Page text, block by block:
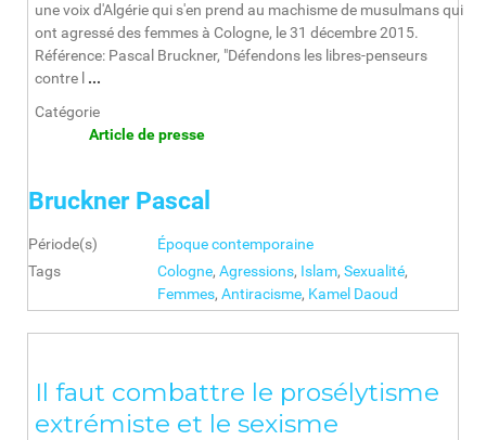
une voix d'Algérie qui s'en prend au machisme de musulmans qui
ont agressé des femmes à Cologne, le 31 décembre 2015.
Référence: Pascal Bruckner, "Défendons les libres-penseurs
contre l ...
Catégorie
Article de presse
Bruckner Pascal
Période(s)
Époque contemporaine
Tags
Cologne, Agressions, Islam, Sexualité,
Femmes, Antiracisme, Kamel Daoud
Il faut combattre le prosélytisme
extrémiste et le sexisme